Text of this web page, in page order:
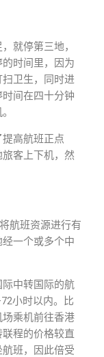
就停第三地，
时间里，因为
卫生，同时进
间在四十分钟
高航班正点
客上下机，然
航班资源进行有
一个或多个中
中转国际的航
小时以内。比
乘机前往香港
程的价格较直
班，因此倍受